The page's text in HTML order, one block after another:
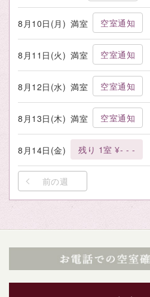
8月10日(月) 満室 空室通知
8月11日(火) 満室 空室通知
8月12日(水) 満室 空室通知
8月13日(木) 満室 空室通知
8月14日(金) 残り 1室 ¥- - -
前の週